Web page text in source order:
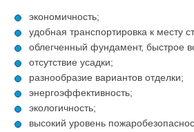
экономичность;
удобная транспортировка к месту
облегченный фундамент, быстрое
отсутствие усадки;
разнообразие вариантов отделки;
энергоэффективность;
экологичность;
высокий уровень